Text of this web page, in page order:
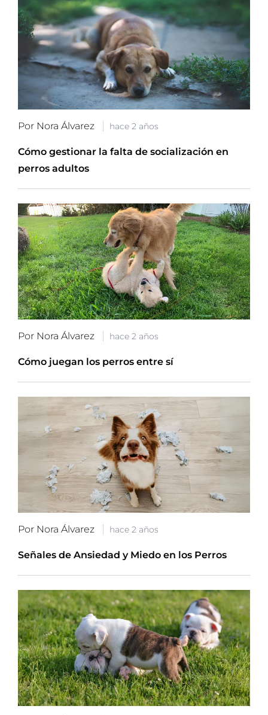
Por Nora Álvarez hace 2 años
Cómo gestionar la falta de socialización en
perros adultos
Por Nora Álvarez hace 2 años
Cómo juegan los perros entre sí
Por Nora Álvarez hace 2 años
Señales de Ansiedad y Miedo en los Perros